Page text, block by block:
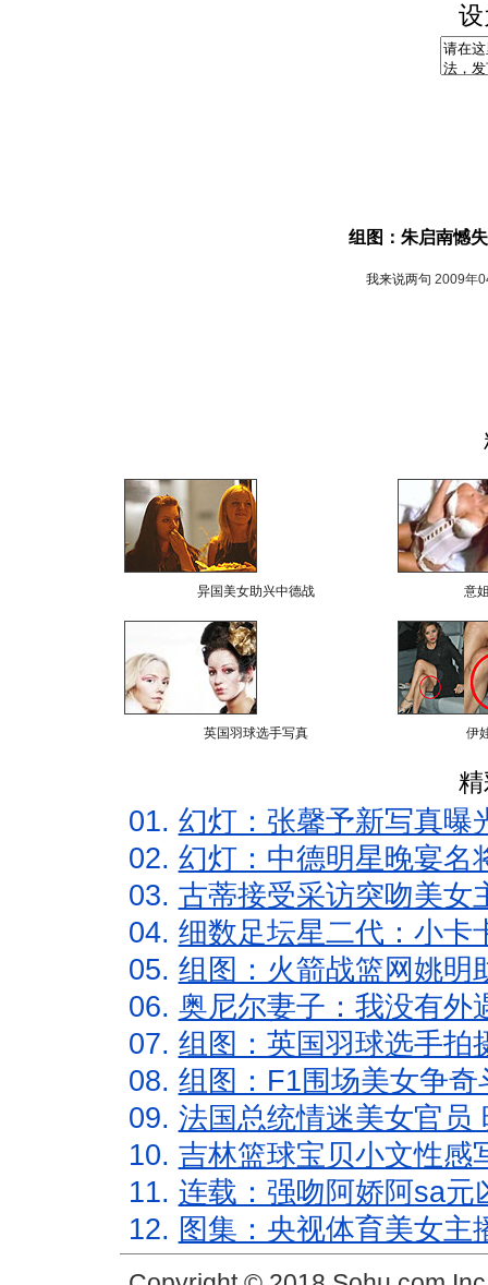
组图：朱启南憾
我来说两句 2009年
异国美女助兴中德战 意
英国羽球选手写真 伊
01. 幻灯：张馨予新写真曝
02. 幻灯：中德明星晚宴名
03. 古蒂接受采访突吻美女
04. 细数足坛星二代：小卡
05. 组图：火箭战篮网姚明
06. 奥尼尔妻子：我没有外
07. 组图：英国羽球选手拍
08. 组图：F1围场美女争
09. 法国总统情迷美女官员
10. 吉林篮球宝贝小文性感
11. 连载：强吻阿娇阿sa元
12. 图集：央视体育美女主